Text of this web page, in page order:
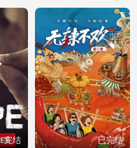
完结 已完结